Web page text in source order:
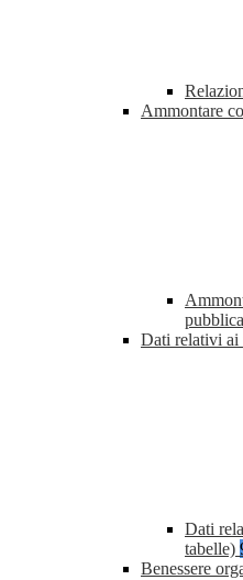
Ammontare
Dati relativi ai
Dati
tabelle)
Benessere